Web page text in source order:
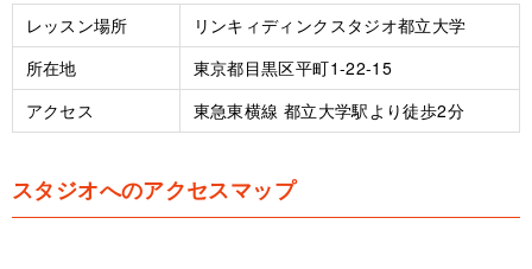
レッスン場所
リンキィディンクスタジオ都立大学
所在地
東京都目黒区平町1-22-15
アクセス
東急東横線 都立大学駅より徒歩2分
スタジオへのアクセスマップ